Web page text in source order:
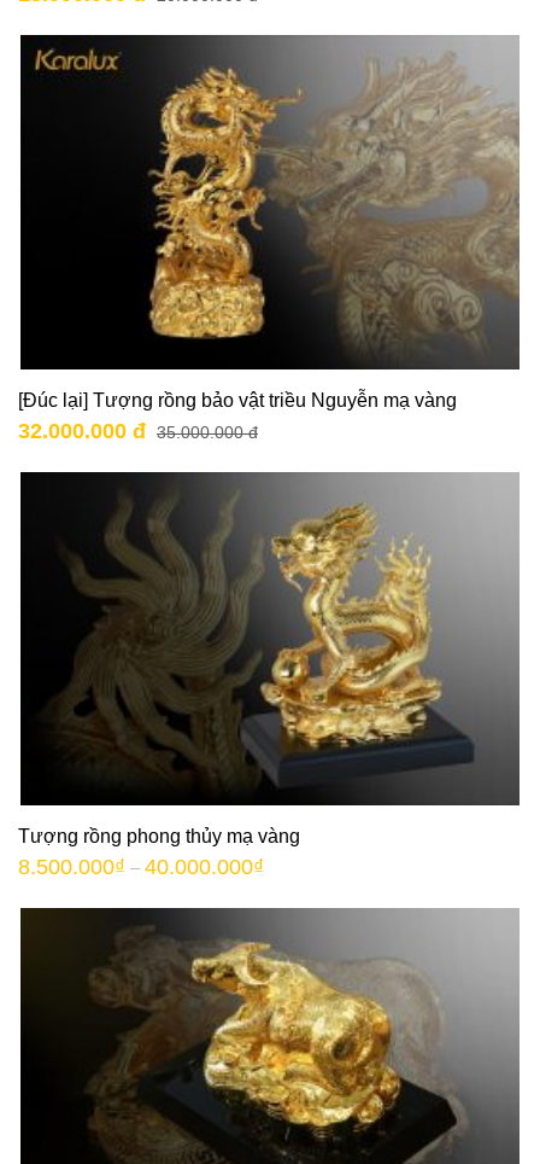
[Đúc lại] Tượng rồng bảo vật triều Nguyễn mạ vàng
32.000.000 đ 35.000.000 đ
Tượng rồng phong thủy mạ vàng
8.500.000₫ – 40.000.000₫